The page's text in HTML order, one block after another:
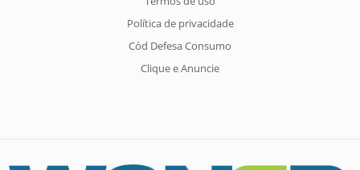
Política de privacidade
Cód Defesa Consumo
Clique e Anuncie